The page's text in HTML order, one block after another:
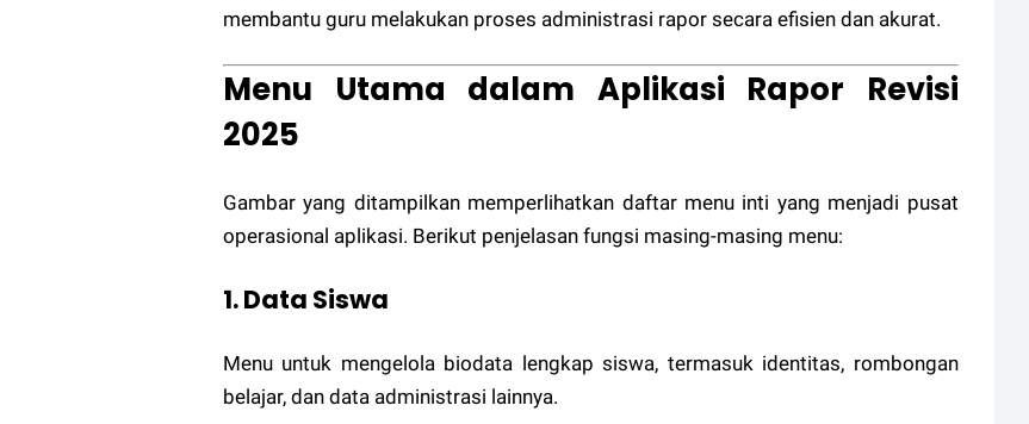
membantu guru melakukan proses administrasi rapor secara efisien dan akurat.
Menu Utama dalam Aplikasi Rapor Revisi
2025
Gambar yang ditampilkan memperlihatkan daftar menu inti yang menjadi pusat
operasional aplikasi. Berikut penjelasan fungsi masing-masing menu:
1. Data Siswa
Menu untuk mengelola biodata lengkap siswa, termasuk identitas, rombongan
belajar, dan data administrasi lainnya.